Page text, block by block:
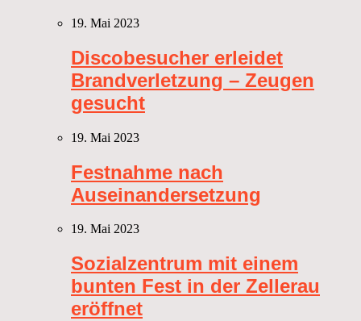
19. Mai 2023
Discobesucher erleidet
Brandverletzung – Zeugen
gesucht
19. Mai 2023
Festnahme nach
Auseinandersetzung
19. Mai 2023
Sozialzentrum mit einem
bunten Fest in der Zellerau
eröffnet